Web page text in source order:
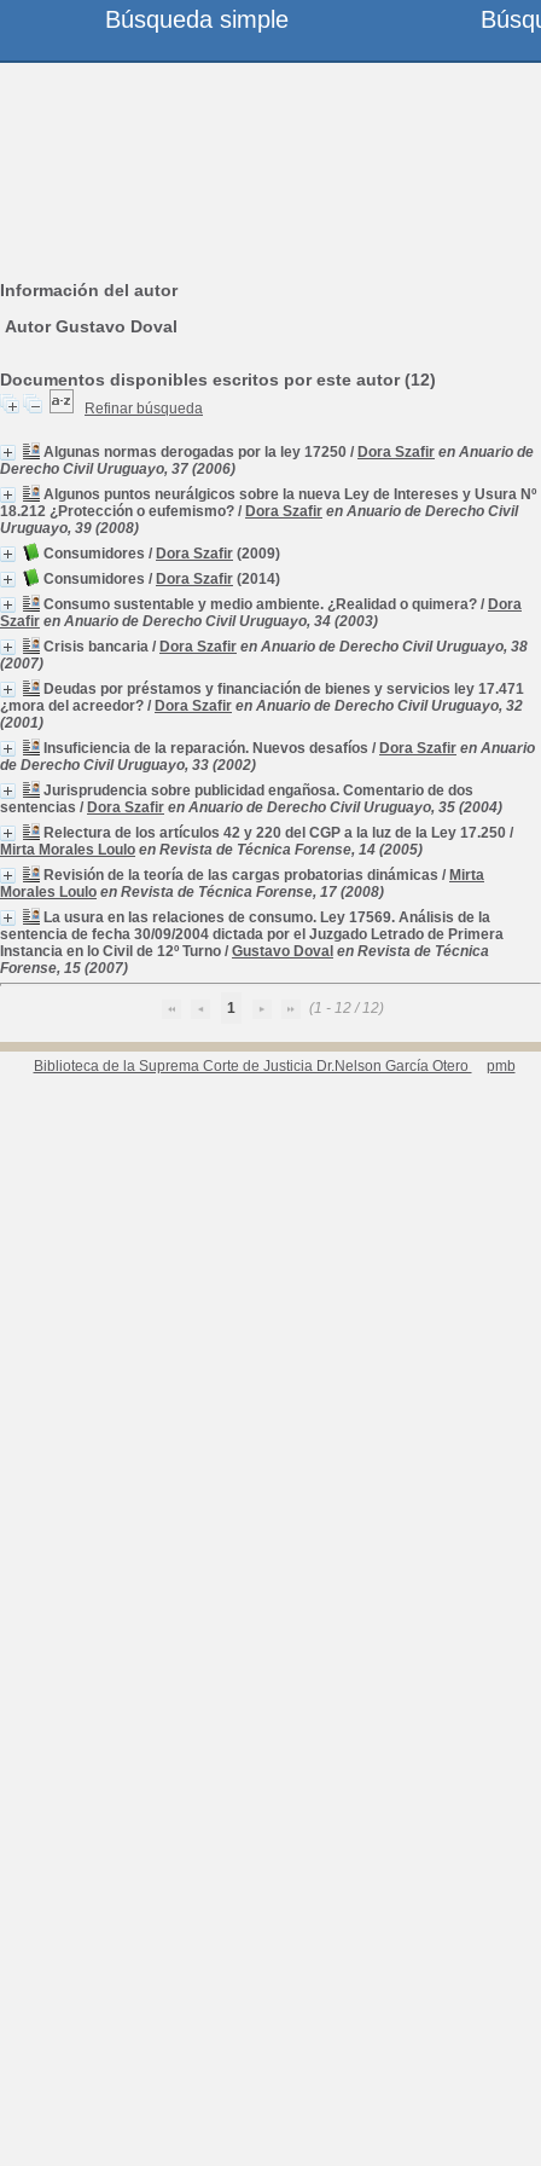
Información del autor
Autor Gustavo Doval
Documentos disponibles escritos por este autor (12)
Refinar búsqueda
Algunas normas derogadas por la ley 17250 / Dora Szafir en Anuario de
Derecho Civil Uruguayo, 37 (2006)
Algunos puntos neurálgicos sobre la nueva Ley de Intereses y Usura Nº
18.212 ¿Protección o eufemismo? / Dora Szafir en Anuario de Derecho Civil
Uruguayo, 39 (2008)
Consumidores / Dora Szafir (2009)
Consumidores / Dora Szafir (2014)
Consumo sustentable y medio ambiente. ¿Realidad o quimera? / Dora
Szafir en Anuario de Derecho Civil Uruguayo, 34 (2003)
Crisis bancaria / Dora Szafir en Anuario de Derecho Civil Uruguayo, 38
(2007)
Deudas por préstamos y financiación de bienes y servicios ley 17.471
¿mora del acreedor? / Dora Szafir en Anuario de Derecho Civil Uruguayo, 32
(2001)
Insuficiencia de la reparación. Nuevos desafíos / Dora Szafir en Anuario
de Derecho Civil Uruguayo, 33 (2002)
Jurisprudencia sobre publicidad engañosa. Comentario de dos
sentencias / Dora Szafir en Anuario de Derecho Civil Uruguayo, 35 (2004)
Relectura de los artículos 42 y 220 del CGP a la luz de la Ley 17.250 /
Mirta Morales Loulo en Revista de Técnica Forense, 14 (2005)
Revisión de la teoría de las cargas probatorias dinámicas / Mirta
Morales Loulo en Revista de Técnica Forense, 17 (2008)
La usura en las relaciones de consumo. Ley 17569. Análisis de la
sentencia de fecha 30/09/2004 dictada por el Juzgado Letrado de Primera
Instancia en lo Civil de 12º Turno / Gustavo Doval en Revista de Técnica
Forense, 15 (2007)
1 (1 - 12 / 12)
Biblioteca de la Suprema Corte de Justicia Dr.Nelson García Otero pmb
Búsqueda simple